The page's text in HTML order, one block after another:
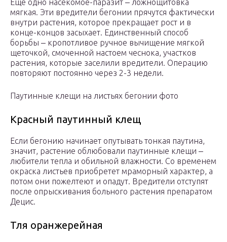
Еще одно насекомое-паразит ‒ ложнощитовка
мягкая. Эти вредители бегонии прячутся фактически
внутри растения, которое прекращает рост и в
конце-концов засыхает. Единственный способ
борьбы ‒ кропотливое ручное вычищение мягкой
щеточкой, смоченной настоем чеснока, участков
растения, которые заселили вредители. Операцию
повторяют постоянно через 2-3 недели.
Паутинные клещи на листьях бегонии фото
Красный паутинный клещ
Если бегонию начинает опутывать тонкая паутина,
значит, растение облюбовали паутинные клещи ‒
любители тепла и обильной влажности. Со временем
окраска листьев приобретет мраморный характер, а
потом они пожелтеют и опадут. Вредители отступят
после опрыскивания больного растения препаратом
Децис.
Тля оранжерейная